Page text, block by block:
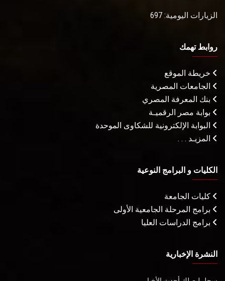
الزيارات اليومية: 697
روابط تهمك
خريطة الموقع
الجامعات المصرية
بنك المعرفة المصري
بوابة مصر الرقميـة
البوابة الإلكترونية للشكاوى الموحدة
المزيـد . . .
الكليات و البرامج النوعية
كليات الجامعة
برامج المرحلة الجامعية الأولى
برامج الدراسات العليا
النشرة الإخبارية